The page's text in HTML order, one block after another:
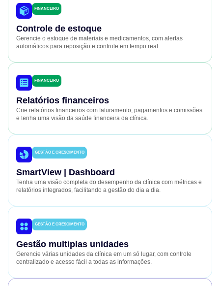
FINANCEIRO
Controle de estoque
Gerencie o estoque de materiais e medicamentos, com alertas
automáticos para reposição e controle em tempo real.
FINANCEIRO
Relatórios financeiros
Crie relatórios financeiros com faturamento, pagamentos e comissões
e tenha uma visão da saúde financeira da clínica.
GESTÃO E CRESCIMENTO
SmartView | Dashboard
Tenha uma visão completa do desempenho da clínica com métricas e
relatórios integrados, facilitando a gestão do dia a dia.
GESTÃO E CRESCIMENTO
Gestão multiplas unidades
Gerencie várias unidades da clínica em um só lugar, com controle
centralizado e acesso fácil a todas as informações.